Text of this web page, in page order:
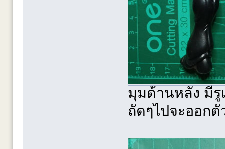
มุมด้านหลัง มีรู
ถัดๆไปจะออกตั